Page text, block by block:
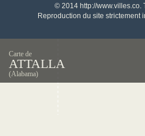
© 2014 http://www.villes.co.
Reproduction du site strictement
Carte de
ATTALLA
(Alabama)